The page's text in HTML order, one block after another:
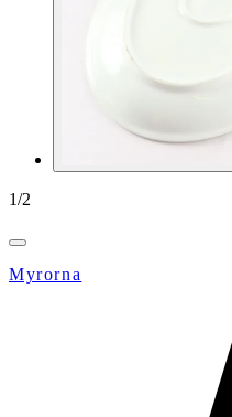
1/2
Myrorna